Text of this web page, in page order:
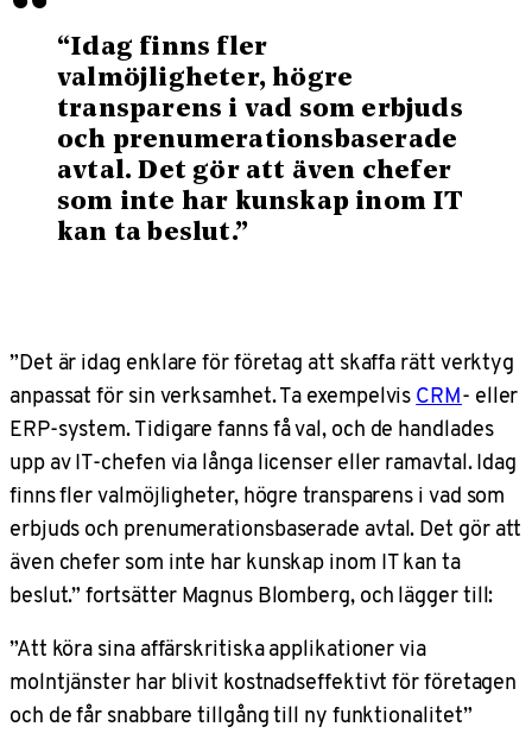
“ “Idag finns fler
valmöjligheter, högre
transparens i vad som erbjuds
och prenumerationsbaserade
avtal. Det gör att även chefer
som inte har kunskap inom IT
kan ta beslut.”
”Det är idag enklare för företag att skaffa rätt verktyg
anpassat för sin verksamhet. Ta exempelvisCRM- eller
ERP-system. Tidigare fanns få val, och de handlades
upp av IT-chefen via långa licenser eller ramavtal. Idag
finns fler valmöjligheter, högre transparens i vad som
erbjuds och prenumerationsbaserade avtal. Det gör att
även chefer som inte har kunskap inom IT kan ta
beslut.” fortsätter Magnus Blomberg, och lägger till:
”Att köra sina affärskritiska applikationer via
molntjänster har blivit kostnadseffektivt för företagen
och de får snabbare tillgång till ny funktionalitet”